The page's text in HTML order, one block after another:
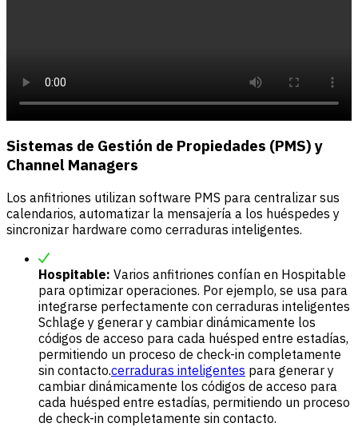
Sistemas de Gestión de Propiedades (PMS) y
Channel Managers
Los anfitriones utilizan software PMS para centralizar sus
calendarios, automatizar la mensajería a los huéspedes y
sincronizar hardware como cerraduras inteligentes.
Hospitable: Varios anfitriones confían en Hospitable
para optimizar operaciones. Por ejemplo, se usa para
integrarse perfectamente con cerraduras inteligentes
Schlage y generar y cambiar dinámicamente los
códigos de acceso para cada huésped entre estadías,
permitiendo un proceso de check-in completamente
sin contacto.cerraduras inteligentes para generar y
cambiar dinámicamente los códigos de acceso para
cada huésped entre estadías, permitiendo un proceso
de check-in completamente sin contacto.